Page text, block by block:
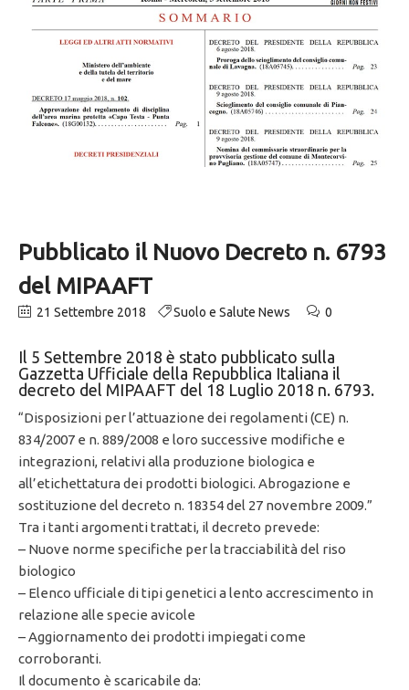
Pubblicato il Nuovo Decreto n. 6793
del MIPAAFT
21 Settembre 2018 Suolo e Salute News 0
Il 5 Settembre 2018 è stato pubblicato sulla
Gazzetta Ufficiale della Repubblica Italiana il
decreto del MIPAAFT del 18 Luglio 2018 n. 6793.
“Disposizioni per l’attuazione dei regolamenti (CE) n.
834/2007 e n. 889/2008 e loro successive modifiche e
integrazioni, relativi alla produzione biologica e
all’etichettatura dei prodotti biologici. Abrogazione e
sostituzione del decreto n. 18354 del 27 novembre 2009.”
Tra i tanti argomenti trattati, il decreto prevede:
– Nuove norme specifiche per la tracciabilità del riso
biologico
– Elenco ufficiale di tipi genetici a lento accrescimento in
relazione alle specie avicole
– Aggiornamento dei prodotti impiegati come
corroboranti.
Il documento è scaricabile da: